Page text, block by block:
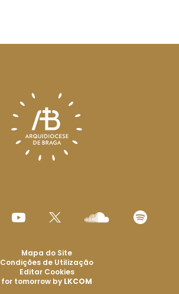
Mapa do Site
Condições de Utilização
Editar Cookies
for tomorrow by LKCOM